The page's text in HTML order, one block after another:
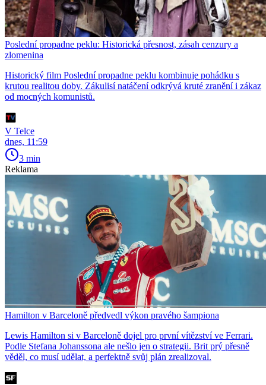
Poslední propadne peklu: Historická přesnost, zásah cenzury a
zlomenina
Historický film Poslední propadne peklu kombinuje pohádku s
krutou realitou doby. Zákulisí natáčení odkrývá kruté zranění i zákaz
od mocných komunistů.
V Telce
dnes, 11:59
3 min
Reklama
Hamilton v Barceloně předvedl výkon pravého šampiona
Lewis Hamilton si v Barceloně dojel pro první vítězství ve Ferrari.
Podle Stefana Johanssona ale nešlo jen o strategii. Brit prý přesně
věděl, co musí udělat, a perfektně svůj plán zrealizoval.